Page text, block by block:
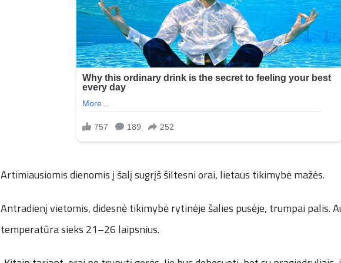
Artimiausiomis dienomis į šalį sugrįš šiltesni orai, lietaus tikimybė mažės.
Antradienį vietomis, didesnė tikimybė rytinėje šalies pusėje, trumpai palis.
temperatūra sieks 21–26 laipsnius.